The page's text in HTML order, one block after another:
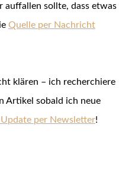
sollte, dass etwas
Quelle per Nachricht
klären – ich recherchiere
Artikel sobald ich neue
per Newsletter!